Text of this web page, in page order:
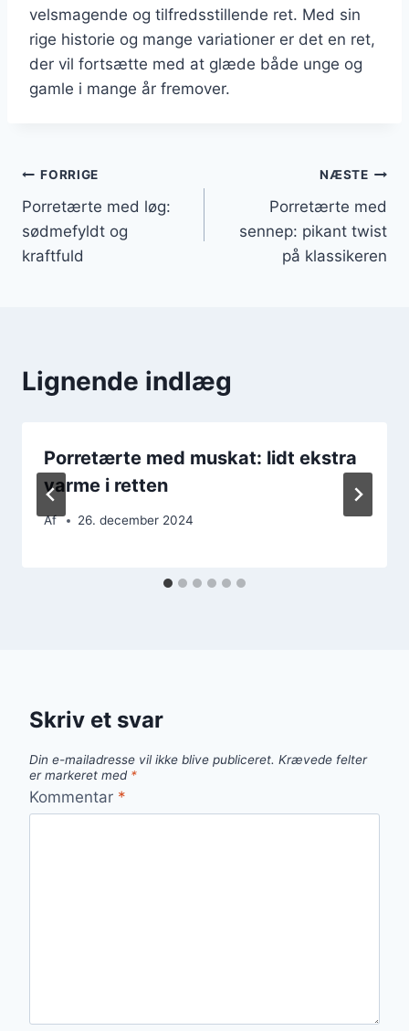
velsmagende og tilfredsstillende ret. Med sin
rige historie og mange variationer er det en ret,
der vil fortsætte med at glæde både unge og
gamle i mange år fremover.
Indlægsnavigation
FORRIGE
Porretærte med løg:
sødmefyldt og
kraftfuld
NÆSTE
Porretærte med
sennep: pikant twist
på klassikeren
Lignende indlæg
Porretærte med muskat: lidt ekstra
varme i retten
Af 26. december 2024
Skriv et svar
Din e-mailadresse vil ikke blive publiceret. Krævede felter
er markeret med *
Kommentar *